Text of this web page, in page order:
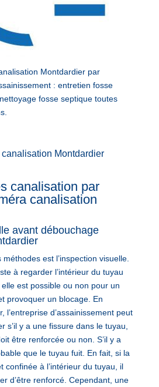
Montdardier par
: entretien fosse
fosse septique toutes
canalisation Montdardier
canalisation par
canalisation
avant débouchage
méthodes est l’inspection visuelle.
à regarder l’intérieur du tuyau
est possible ou non pour un
provoquer un blocage. En
l’entreprise d’assainissement peut
s’il y a une fissure dans le tuyau,
être renforcée ou non. S’il y a
que le tuyau fuit. En fait, si la
confinée à l’intérieur du tuyau, il
d’être renforcé. Cependant, une